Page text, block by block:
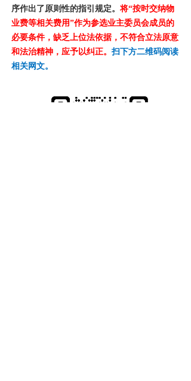
序作出了原则性的指引规定。将“按时交纳物
业费等相关费用”作为参选业主委员会成员的
必要条件，缺乏上位法依据，不符合立法原意
和法治精神，应予以纠正。 扫下方二维码阅读
相关网文。